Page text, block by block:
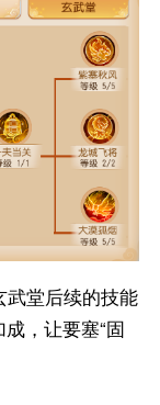
堂后续的技能
，让要塞“固